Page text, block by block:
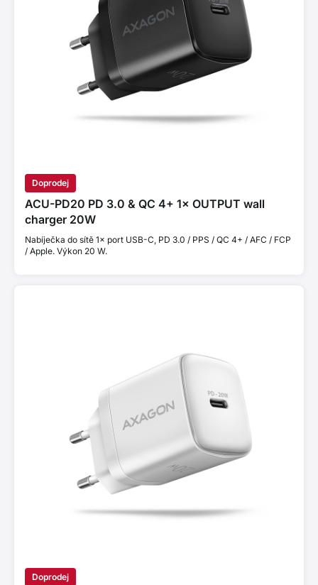
Doprodej
ACU-PD20 PD 3.0 & QC 4+ 1× OUTPUT wall
charger 20W
Nabíječka do sítě 1× port USB-C, PD 3.0 / PPS / QC 4+ / AFC / FCP
/ Apple. Výkon 20 W.
Doprodej